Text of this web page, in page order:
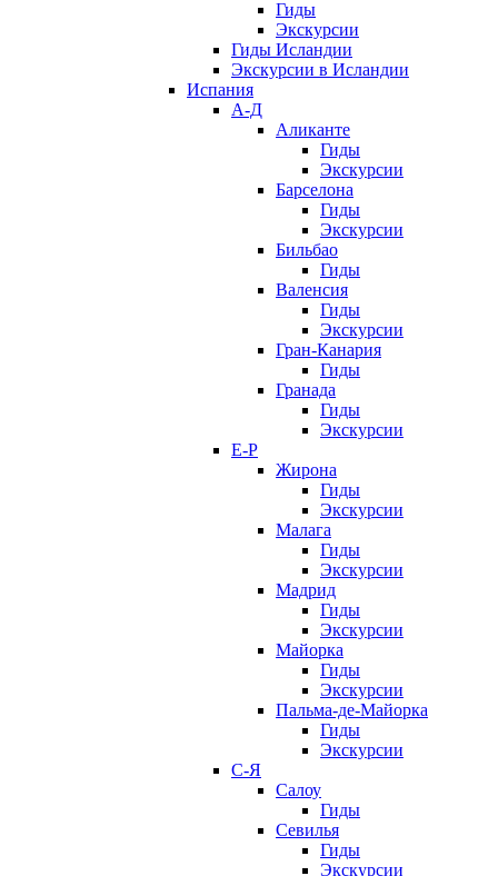
Гиды
Экскурсии
Гиды Исландии
Экскурсии в Исландии
Испания
А-Д
Аликанте
Гиды
Экскурсии
Барселона
Гиды
Экскурсии
Бильбао
Гиды
Валенсия
Гиды
Экскурсии
Гран-Канария
Гиды
Гранада
Гиды
Экскурсии
Е-Р
Жирона
Гиды
Экскурсии
Малага
Гиды
Экскурсии
Мадрид
Гиды
Экскурсии
Майорка
Гиды
Экскурсии
Пальма-де-Майорка
Гиды
Экскурсии
С-Я
Салоу
Гиды
Севилья
Гиды
Экскурсии